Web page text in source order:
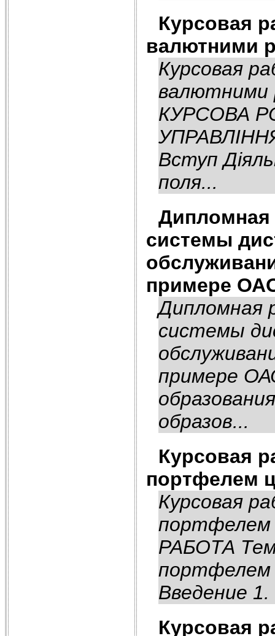
Курсовая
валютними
Курсовая
валютними
КУРСОВА
Вступ
поля...
Дипломная
системы
примере
Дипломная
системы
примере
образов...
Курсовая
портфелем
Курсовая
портфелем
РАБОТА
портфелем
Введение
Курсовая